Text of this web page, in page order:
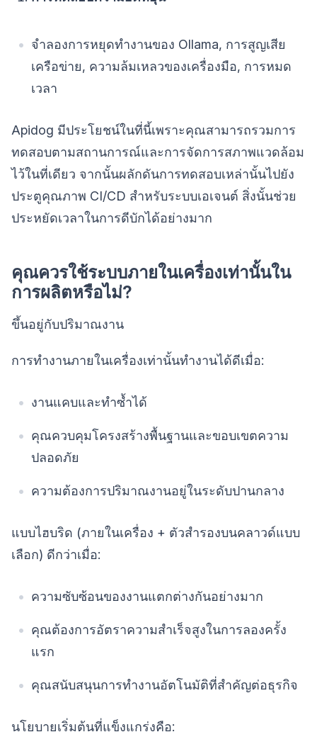
จำลองการหยุดทำงานของ Ollama, การสูญเสีย
เครือข่าย, ความล้มเหลวของเครื่องมือ, การหมด
เวลา
Apidog มีประโยชน์ในที่นี้เพราะคุณสามารถรวมการ
ทดสอบตามสถานการณ์และการจัดการสภาพแวดล้อม
ไว้ในที่เดียว จากนั้นผลักดันการทดสอบเหล่านั้นไปยัง
ประตูคุณภาพ CI/CD สำหรับระบบเอเจนต์ สิ่งนั้นช่วย
ประหยัดเวลาในการดีบักได้อย่างมาก
คุณควรใช้ระบบภายในเครื่องเท่านั้นใน
การผลิตหรือไม่?
ขึ้นอยู่กับปริมาณงาน
การทำงานภายในเครื่องเท่านั้นทำงานได้ดีเมื่อ:
งานแคบและทำซ้ำได้
คุณควบคุมโครงสร้างพื้นฐานและขอบเขตความ
ปลอดภัย
ความต้องการปริมาณงานอยู่ในระดับปานกลาง
แบบไฮบริด (ภายในเครื่อง + ตัวสำรองบนคลาวด์แบบ
เลือก) ดีกว่าเมื่อ:
ความซับซ้อนของงานแตกต่างกันอย่างมาก
คุณต้องการอัตราความสำเร็จสูงในการลองครั้ง
แรก
คุณสนับสนุนการทำงานอัตโนมัติที่สำคัญต่อธุรกิจ
นโยบายเริ่มต้นที่แข็งแกร่งคือ: